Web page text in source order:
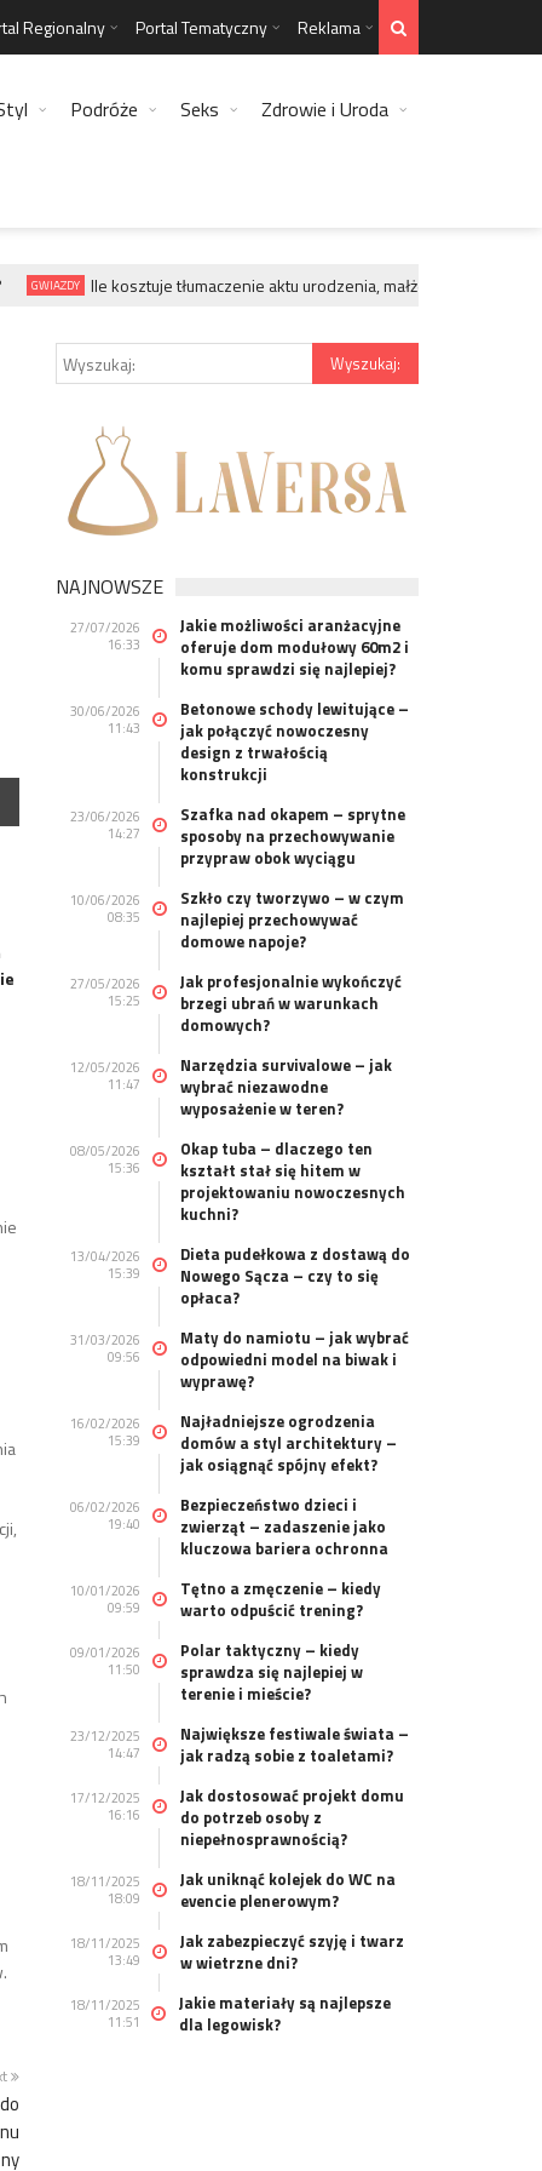
Regionalny Portal Tematyczny Reklama
Podróże Seks Zdrowie i Uroda
GWIAZDY Ile kosztuje tłumaczenie aktu urodzenia, małżeństwa, zgonu?
NAJNOWSZE
27/07/2026
16:33
Jakie możliwości aranżacyjne
oferuje dom modułowy 60m2 i
komu sprawdzi się najlepiej?
30/06/2026
11:43
Betonowe schody lewitujące –
jak połączyć nowoczesny
design z trwałością
konstrukcji
23/06/2026
14:27
Szafka nad okapem – sprytne
sposoby na przechowywanie
przypraw obok wyciągu
10/06/2026
08:35
Szkło czy tworzywo – w czym
najlepiej przechowywać
domowe napoje?
27/05/2026
15:25
Jak profesjonalnie wykończyć
brzegi ubrań w warunkach
domowych?
12/05/2026
11:47
Narzędzia survivalowe – jak
wybrać niezawodne
wyposażenie w teren?
08/05/2026
15:36
Okap tuba – dlaczego ten
kształt stał się hitem w
projektowaniu nowoczesnych
kuchni?
13/04/2026
15:39
Dieta pudełkowa z dostawą do
Nowego Sącza – czy to się
opłaca?
31/03/2026
09:56
Maty do namiotu – jak wybrać
odpowiedni model na biwak i
wyprawę?
16/02/2026
15:39
Najładniejsze ogrodzenia
domów a styl architektury –
jak osiągnąć spójny efekt?
06/02/2026
19:40
Bezpieczeństwo dzieci i
zwierząt – zadaszenie jako
kluczowa bariera ochronna
10/01/2026
09:59
Tętno a zmęczenie – kiedy
warto odpuścić trening?
09/01/2026
11:50
Polar taktyczny – kiedy
sprawdza się najlepiej w
terenie i mieście?
23/12/2025
14:47
Największe festiwale świata –
jak radzą sobie z toaletami?
17/12/2025
16:16
Jak dostosować projekt domu
do potrzeb osoby z
niepełnosprawnością?
18/11/2025
18:09
Jak uniknąć kolejek do WC na
evencie plenerowym?
18/11/2025
13:49
Jak zabezpieczyć szyję i twarz
w wietrzne dni?
18/11/2025
11:51
Jakie materiały są najlepsze
dla legowisk?